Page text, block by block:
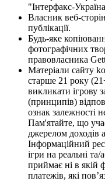
"Інтерфакс-
Власник веб-
публікації.
Будь-яке
фотографічних
правовласника
Матеріали сайту
старше 21 року
викликати ігрову
(принципів)
ознак залежності
Пам'ятайте, що
джерелом доходів
Інформаційний
ігри на реальні
приймає ні в якій
платежів, які